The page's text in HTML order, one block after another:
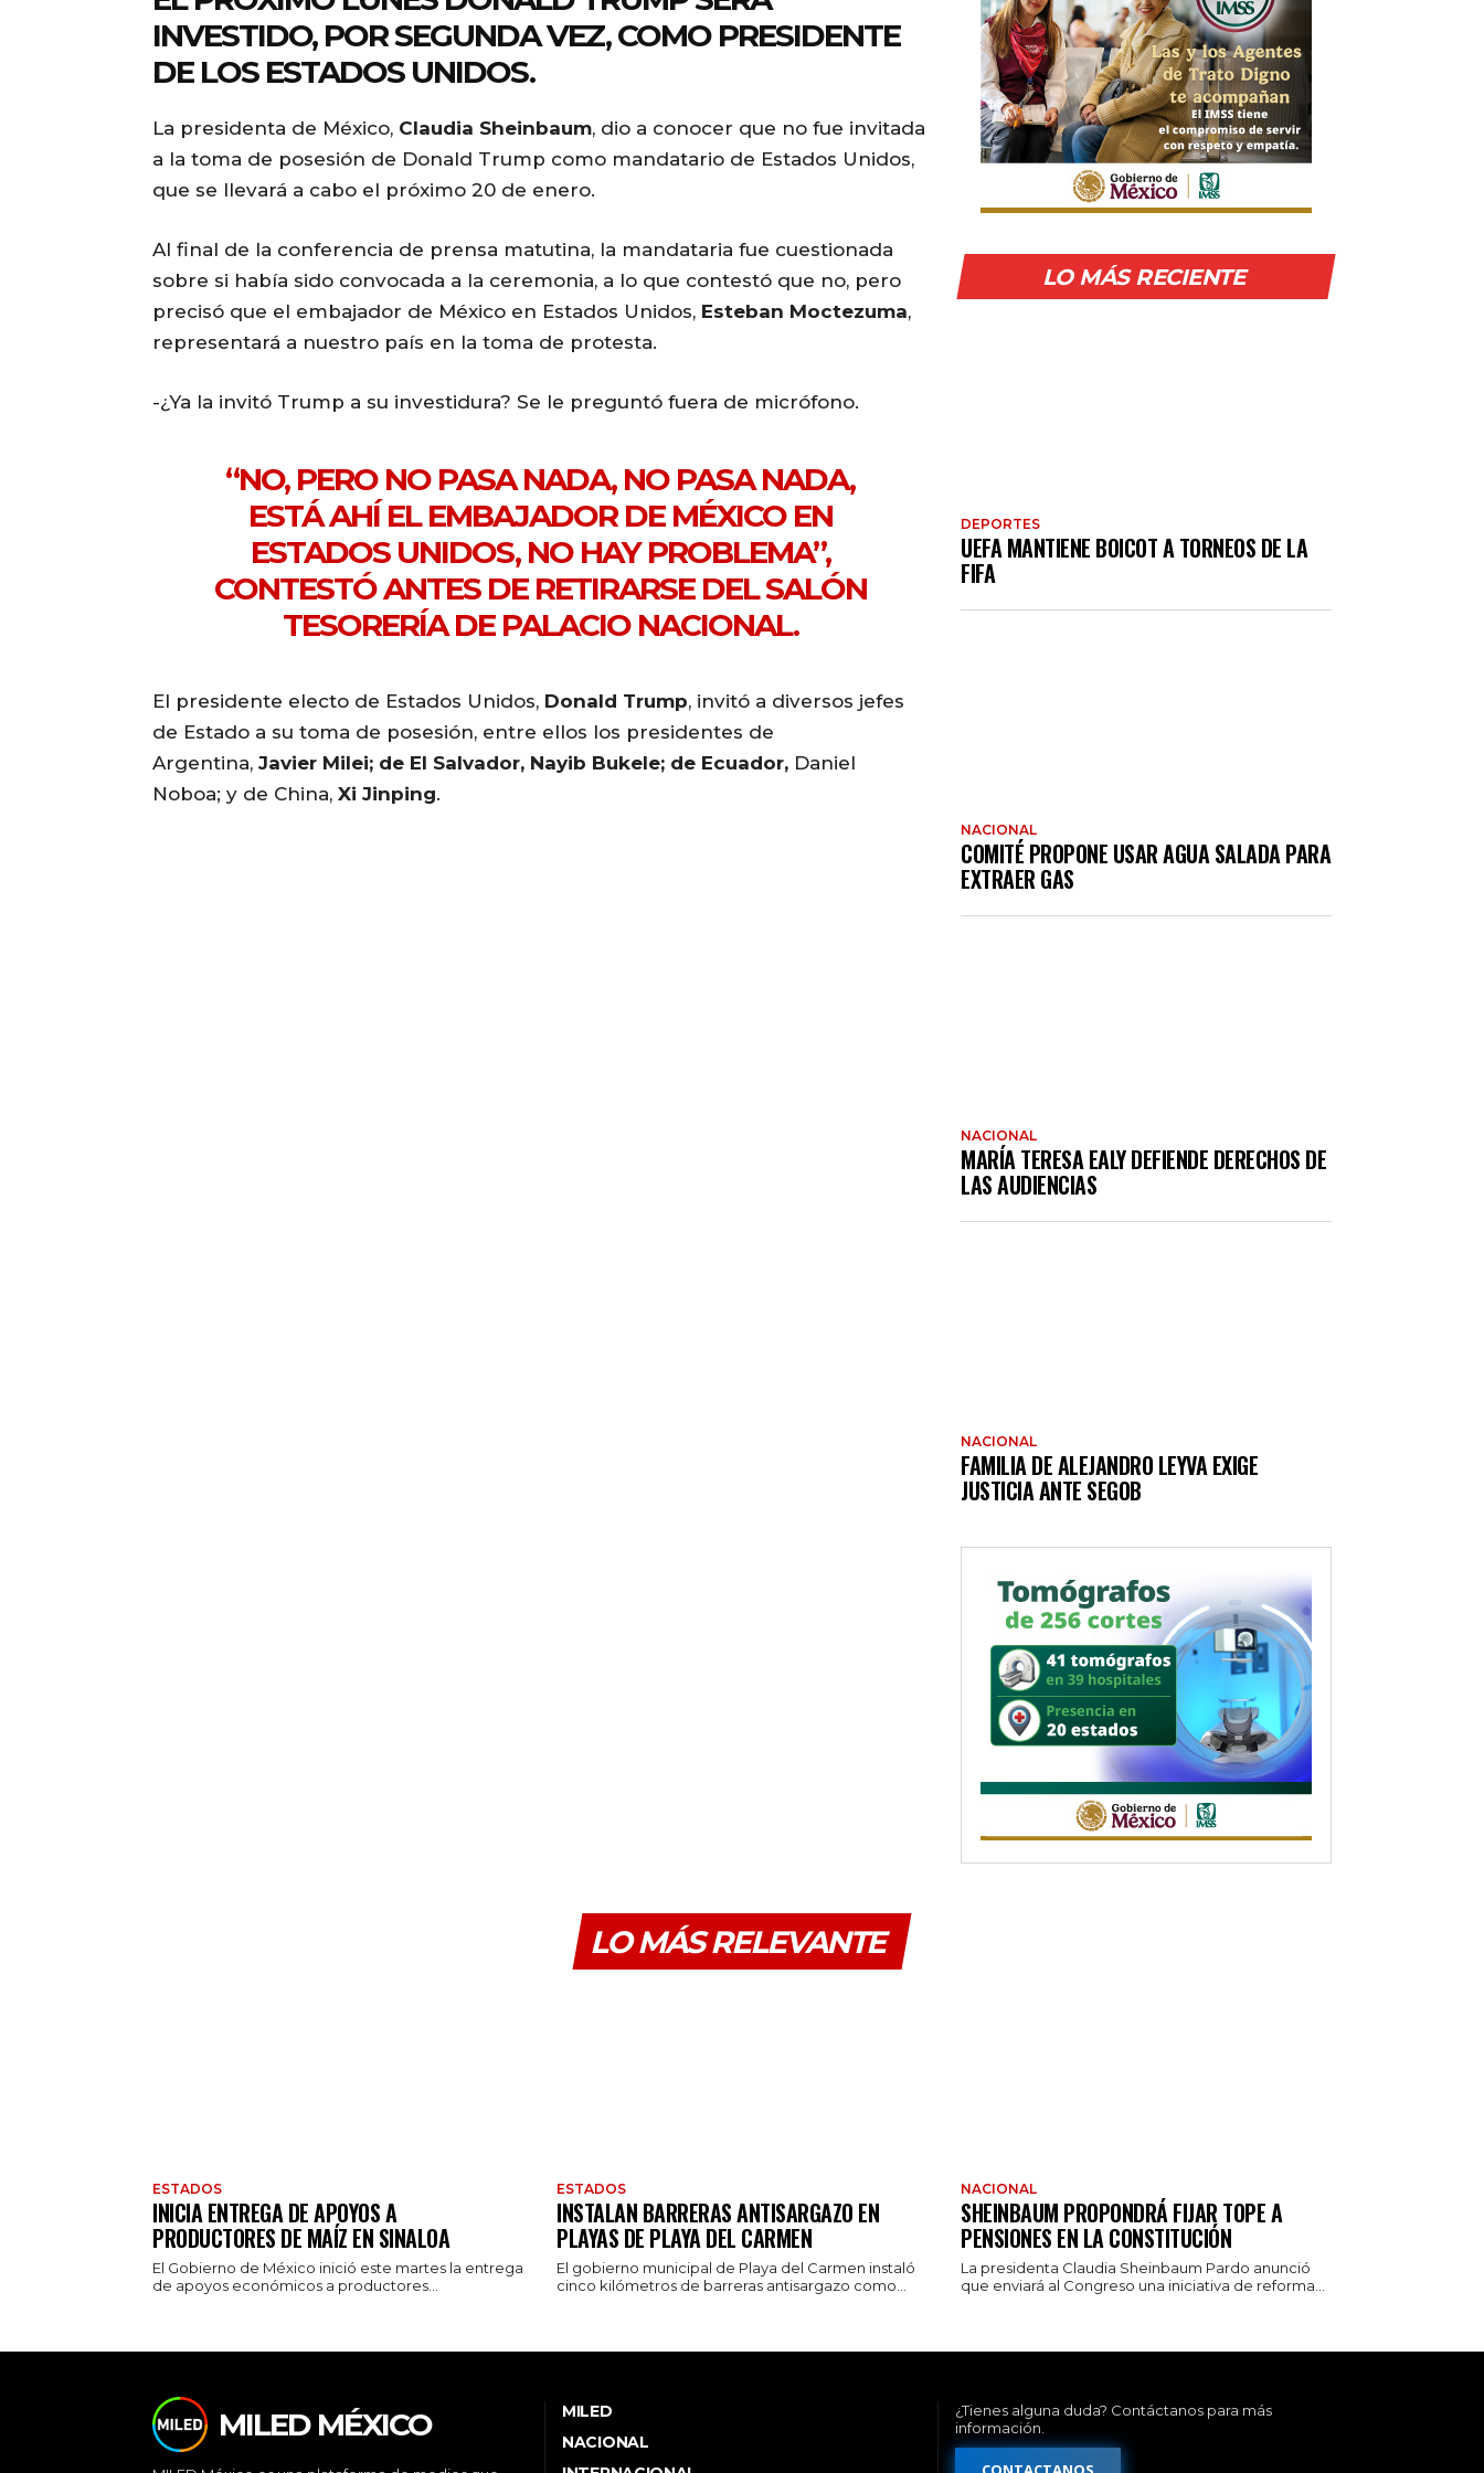
INVESTIDO, POR SEGUNDA VEZ, COMO PRESIDENTE
DE LOS ESTADOS UNIDOS.
La presidenta de México, Claudia Sheinbaum, dio a conocer que no fue invitada
a la toma de posesión de Donald Trump como mandatario de Estados Unidos,
que se llevará a cabo el próximo 20 de enero.
Al final de la conferencia de prensa matutina, la mandataria fue cuestionada
sobre si había sido convocada a la ceremonia, a lo que contestó que no, pero
precisó que el embajador de México en Estados Unidos, Esteban Moctezuma,
representará a nuestro país en la toma de protesta.
-¿Ya la invitó Trump a su investidura? Se le preguntó fuera de micrófono.
“NO, PERO NO PASA NADA, NO PASA NADA,
ESTÁ AHÍ EL EMBAJADOR DE MÉXICOEN
ESTADOS UNIDOS, NO HAY PROBLEMA”,
CONTESTÓ ANTES DE RETIRARSE DELSALÓN
TESORERÍA DE PALACIO NACIONAL.
El presidente electo de Estados Unidos, Donald Trump, invitó a diversos jefes
de Estado a su toma de posesión, entre ellos los presidentes de
Argentina, Javier Milei; de El Salvador, Nayib Bukele; de Ecuador, Daniel
Noboa; y de China, Xi Jinping.
LO MÁS RECIENTE
DEPORTES
UEFA MANTIENE BOICOT A TORNEOS DE LA
FIFA
NACIONAL
COMITÉ PROPONE USAR AGUA SALADA PARA
EXTRAER GAS
NACIONAL
MARÍA TERESA EALY DEFIENDE DERECHOS DE
LAS AUDIENCIAS
NACIONAL
FAMILIA DE ALEJANDRO LEYVA EXIGE
JUSTICIA ANTE SEGOB
LO MÁS RELEVANTE
ESTADOS
INICIA ENTREGA DE APOYOS A
PRODUCTORES DE MAÍZ EN SINALOA
El Gobierno de México inició este martes la entrega
de apoyos económicos a productores...
ESTADOS
INSTALAN BARRERAS ANTISARGAZO EN
PLAYAS DE PLAYA DEL CARMEN
El gobierno municipal de Playa del Carmen instaló
cinco kilómetros de barreras antisargazo como...
NACIONAL
SHEINBAUM PROPONDRÁ FIJAR TOPE A
PENSIONES EN LA CONSTITUCIÓN
La presidenta Claudia Sheinbaum Pardo anunció
que enviará al Congreso una iniciativa de reforma...
MILED MÉXICO
MILED
NACIONAL
¿Tienes alguna duda? Contáctanos para más
información.